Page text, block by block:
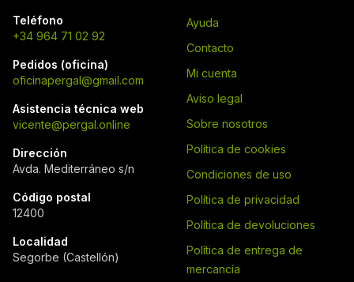
Teléfono
+34 964 71 02 92
Pedidos (oficina)
oficinapergal@gmail.com
Asistencia técnica web
vicente@pergal.online
Dirección
Avda. Mediterráneo s/n
Código postal
12400
Localidad
Segorbe (Castellón)
Ayuda
Contacto
Mi cuenta
Aviso legal
Sobre nosotros
Política de cookies
Condiciones de uso
Política de privacidad
Política de devoluciones
Política de entrega de
mercancía